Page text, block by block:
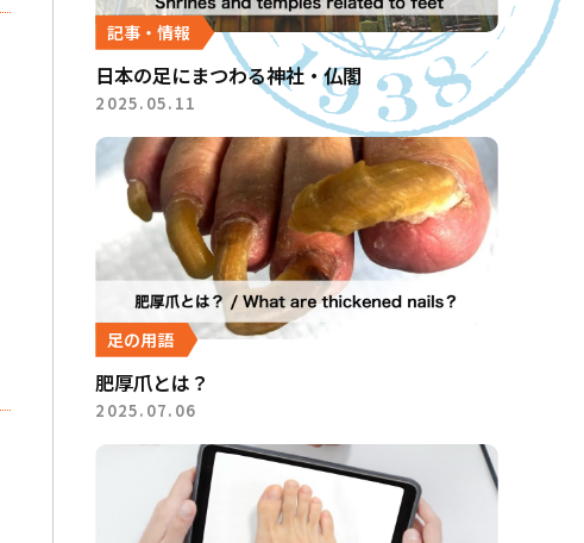
記事・情報
日本の足にまつわる神社・仏閣
2025.05.11
足の用語
肥厚爪とは？
2025.07.06